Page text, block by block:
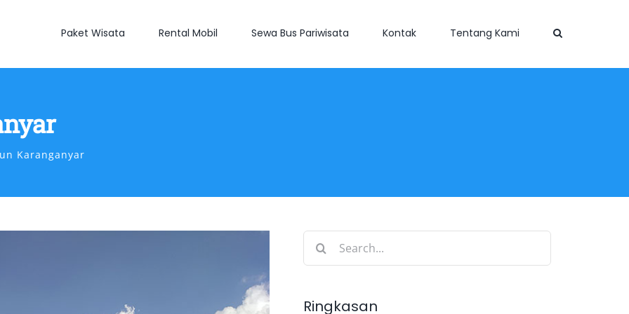
Paket Wisata Rental Mobil Sewa Bus Pariwisata Kontak Tentang Kami
Karanganyar
Search
Ringkasan